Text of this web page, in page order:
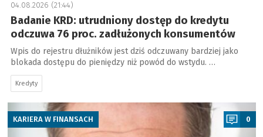
04.08.2026 (21:44)
Badanie KRD: utrudniony dostęp do kredytu
odczuwa 76 proc. zadłużonych konsumentów
Wpis do rejestru dłużników jest dziś odczuwany bardziej jako
blokada dostępu do pieniędzy niż powód do wstydu. …
Kredyty
a
KARIERA W FINANSACH 0